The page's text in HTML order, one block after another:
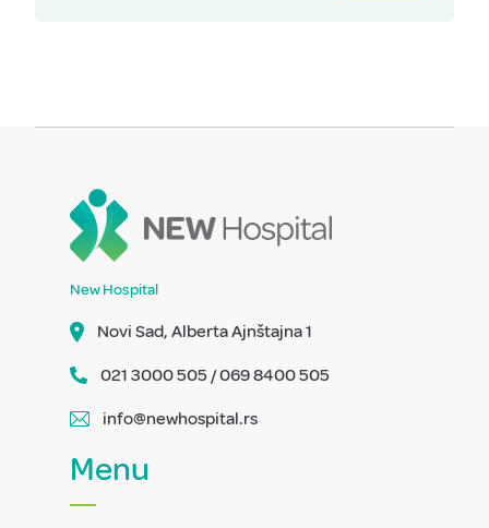
New Hospital
Novi Sad, Alberta Ajnštajna 1
021 3000 505 / 069 8400 505
info@newhospital.rs
Menu